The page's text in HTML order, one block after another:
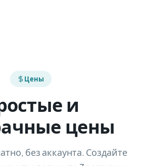
Цены
и
цены
без аккаунта. Создайте